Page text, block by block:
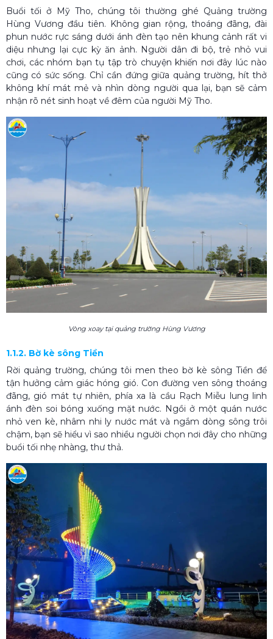
Buổi tối ở Mỹ Tho, chúng tôi thường ghé Quảng trường
Hùng Vương đầu tiên. Không gian rộng, thoáng đãng, đài
phun nước rực sáng dưới ánh đèn tạo nên khung cảnh rất vi
diệu nhưng lại cực kỳ ăn ảnh. Người dân đi bộ, trẻ nhỏ vui
chơi, các nhóm bạn tụ tập trò chuyện khiến nơi đây lúc nào
cũng có sức sống. Chỉ cần đứng giữa quảng trường, hít thở
không khí mát mẻ và nhìn dòng người qua lại, bạn sẽ cảm
nhận rõ nét sinh hoạt về đêm của người Mỹ Tho.
Vòng xoay tại quảng trường Hùng Vương
1.1.2. Bờ kè sông Tiền
Rời quảng trường, chúng tôi men theo bờ kè sông Tiền để
tận hưởng cảm giác hóng gió. Con đường ven sông thoáng
đãng, gió mát tự nhiên, phía xa là cầu Rạch Miễu lung linh
ánh đèn soi bóng xuống mặt nước. Ngồi ở một quán nước
nhỏ ven kè, nhâm nhi ly nước mát và ngắm dòng sông trôi
chậm, bạn sẽ hiểu vì sao nhiều người chọn nơi đây cho những
buổi tối nhẹ nhàng, thư thả.